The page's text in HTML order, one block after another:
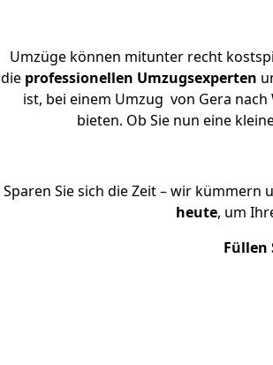
Umzüge können mitunter recht
die professionellen Umzugsexperten
ist, bei einem Umzug von Gera
bieten. Ob Sie nun eine
Sparen Sie sich die Zeit – wir kümmern
heute, um
Füllen